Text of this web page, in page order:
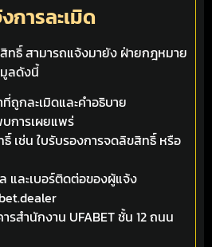
การละเมิด
ทธิ์ สามารถแจ้งมายัง ฝ่ายกฎหมาย
มูลดังนี้
ถูกละเมิดและคำอธิบาย
การเผยแพร่
เช่น ใบรับรองการจดลิขสิทธิ์ หรือ
และเบอร์ติดต่อของผู้แจ้ง
สำนักงาน UFABET ชั้น 12 ถนน